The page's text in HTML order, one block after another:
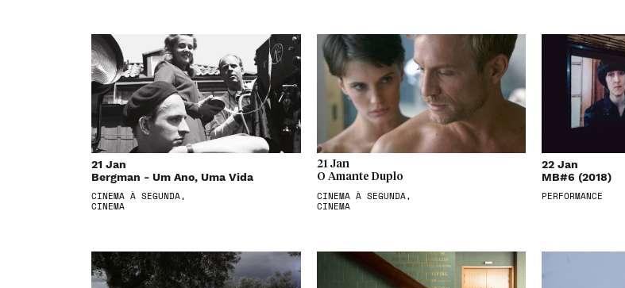
21 Jan
Bergman - Um Ano, Uma Vida
CINEMA À SEGUNDA,
CINEMA
21 Jan
O Amante Duplo
CINEMA À SEGUNDA,
CINEMA
22 Jan
MB#6 (2018)
PERFORMANCE